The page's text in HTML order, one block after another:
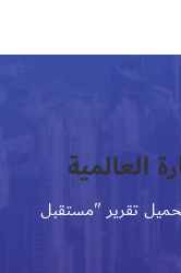
العالمية
تقرير "مستقبل